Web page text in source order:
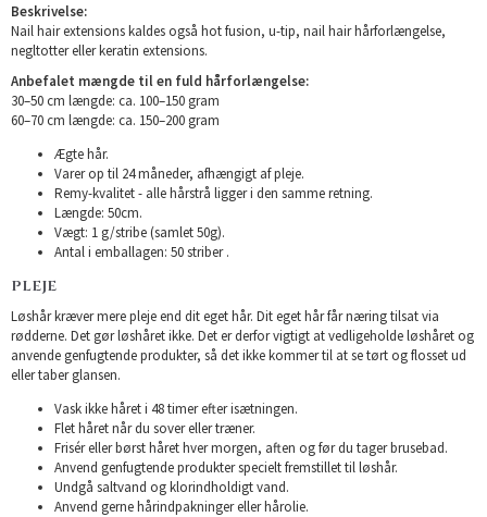
Beskrivelse:
Nail hair extensions kaldes også hot fusion, u-tip, nail hair hårforlængelse,
negltotter eller keratin extensions.
Anbefalet mængde til en fuld hårforlængelse:
30–50 cm længde: ca. 100–150 gram
60–70 cm længde: ca. 150–200 gram
Ægte hår.
Varer op til 24 måneder, afhængigt af pleje.
Remy-kvalitet - alle hårstrå ligger i den samme retning.
Længde: 50cm.
Vægt: 1 g/stribe (samlet 50g).
Antal i emballagen: 50 striber .
PLEJE
Løshår kræver mere pleje end dit eget hår. Dit eget hår får næring tilsat via
rødderne. Det gør løshåret ikke. Det er derfor vigtigt at vedligeholde løshåret og
anvende genfugtende produkter, så det ikke kommer til at se tørt og flosset ud
eller taber glansen.
Vask ikke håret i 48 timer efter isætningen.
Flet håret når du sover eller træner.
Frisér eller børst håret hver morgen, aften og før du tager brusebad.
Anvend genfugtende produkter specielt fremstillet til løshår.
Undgå saltvand og klorindholdigt vand.
Anvend gerne hårindpakninger eller hårolie.